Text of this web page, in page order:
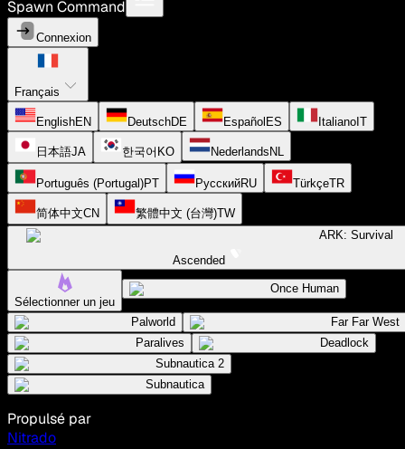
Spawn Command
Connexion
Français
EnglishEN DeutschDE Español ES Italiano IT
日本語JA 한국어 KO Nederlands NL
Português (Portugal)PT РусскийRU TürkçeTR
简体中文CN 繁體中文 (台灣)TW
ARK: Survival
Ascended
Sélectionner un jeu
Once Human
Palworld
Far Far West
Paralives
Deadlock
Subnautica 2
Subnautica
Propulsé par
Nitrado